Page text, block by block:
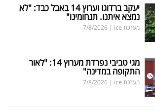
יעקב ברדוגו וערוץ 14 באבל כבד: "לא
נמצא איתנו. תנחומינו"
מערכת ice |
7/8/2026
מגי טביבי נפרדת מערוץ 14: "לאור
התקופה במדינה"
מערכת ice |
7/8/2026